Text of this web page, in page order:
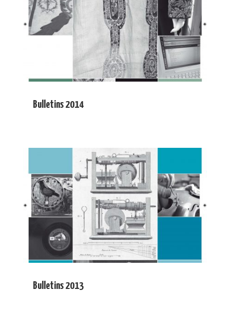
Bulletins 2014
Bulletins 2013